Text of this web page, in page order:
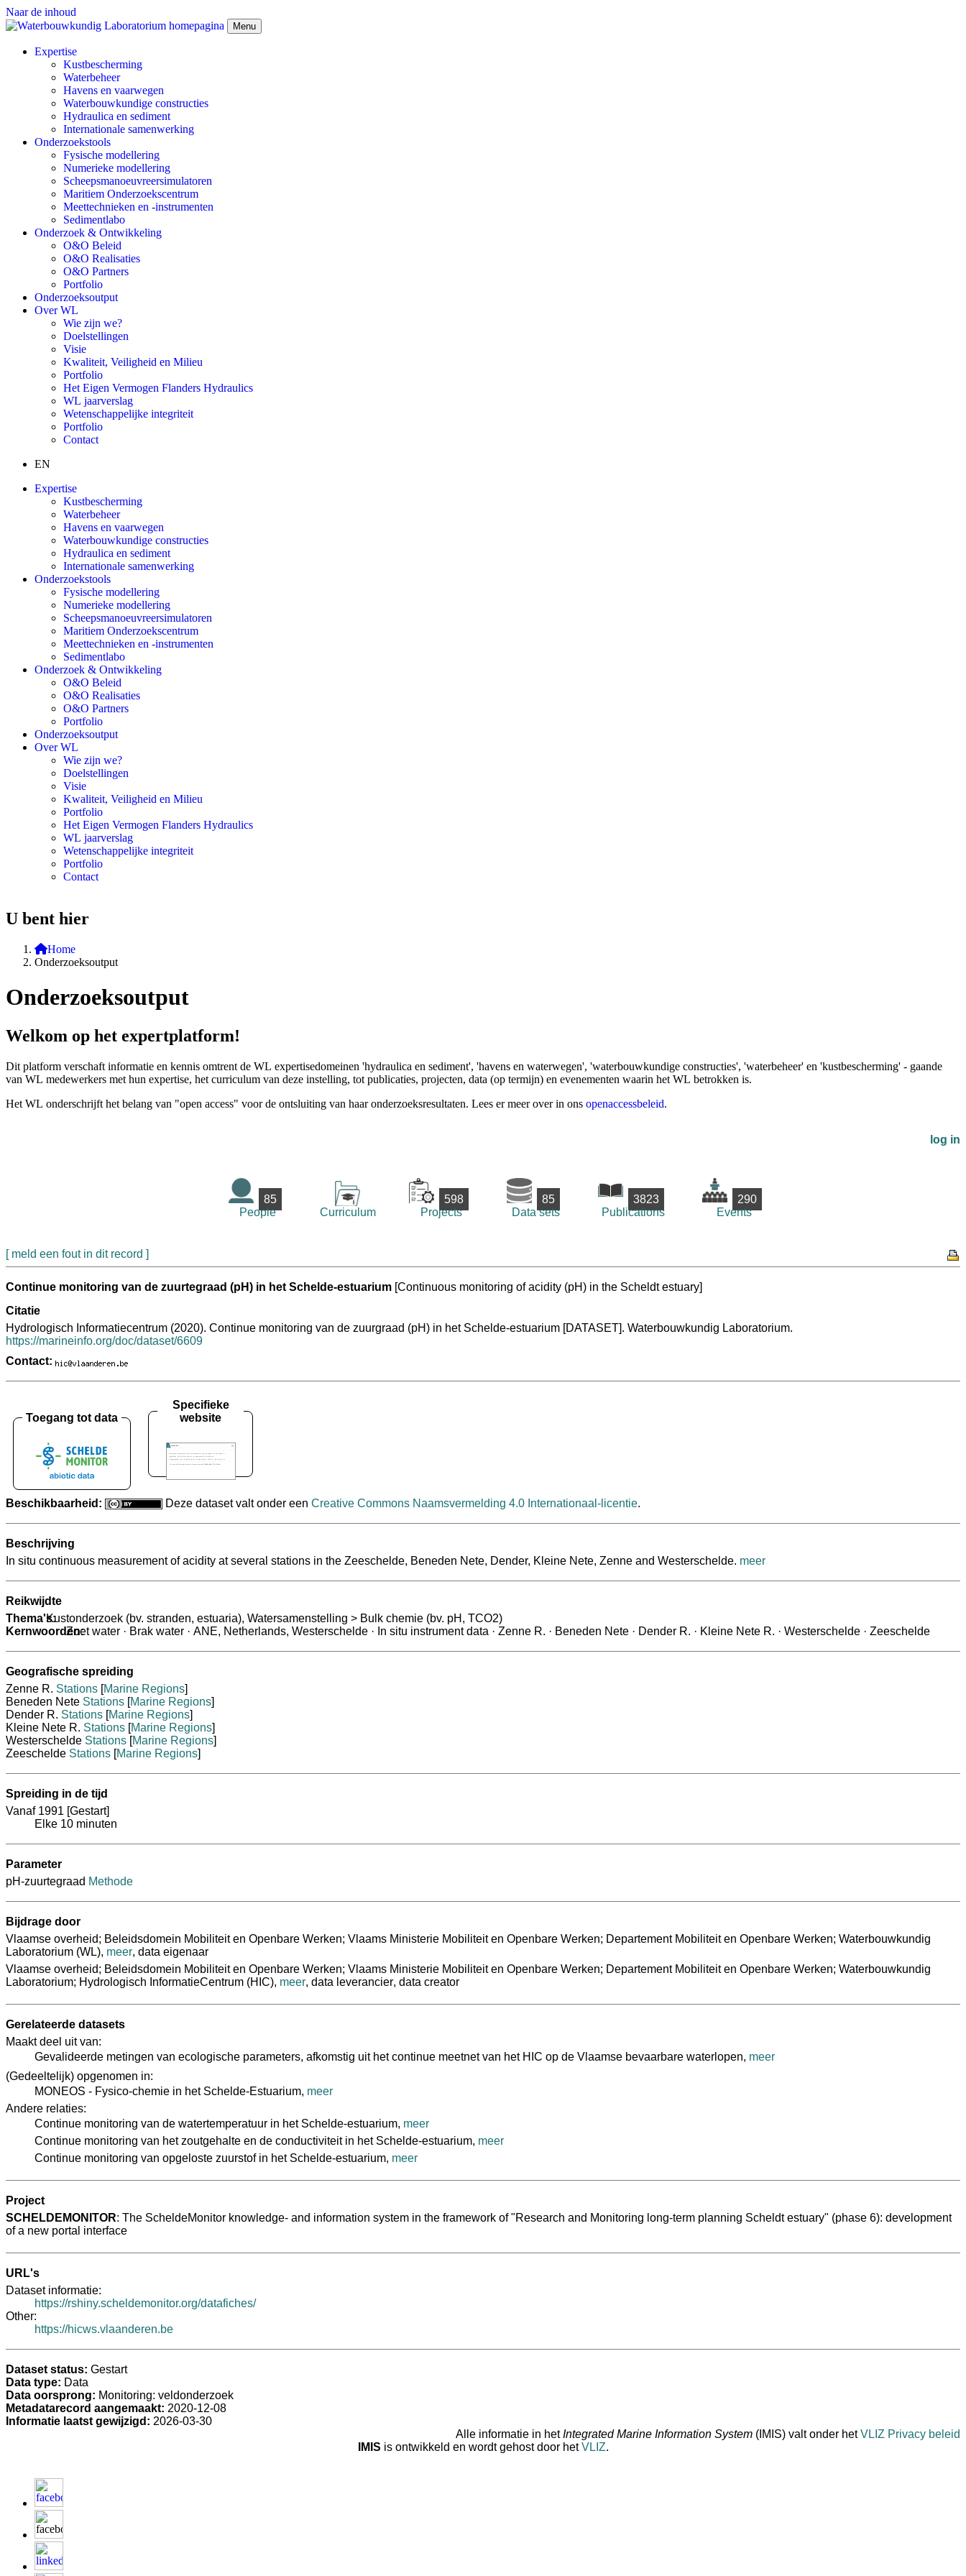
Naar de inhoud
Menu
Expertise
Kustbescherming
Waterbeheer
Havens en vaarwegen
Waterbouwkundige constructies
Hydraulica en sediment
Internationale samenwerking
Onderzoekstools
Fysische modellering
Numerieke modellering
Scheepsmanoeuvreersimulatoren
Maritiem Onderzoekscentrum
Meettechnieken en -instrumenten
Sedimentlabo
Onderzoek & Ontwikkeling
O&O Beleid
O&O Realisaties
O&O Partners
Portfolio
Onderzoeksoutput
Over WL
Wie zijn we?
Doelstellingen
Visie
Kwaliteit, Veiligheid en Milieu
Portfolio
Het Eigen Vermogen Flanders Hydraulics
WL jaarverslag
Wetenschappelijke integriteit
Portfolio
Contact
EN
Expertise
Kustbescherming
Waterbeheer
Havens en vaarwegen
Waterbouwkundige constructies
Hydraulica en sediment
Internationale samenwerking
Onderzoekstools
Fysische modellering
Numerieke modellering
Scheepsmanoeuvreersimulatoren
Maritiem Onderzoekscentrum
Meettechnieken en -instrumenten
Sedimentlabo
Onderzoek & Ontwikkeling
O&O Beleid
O&O Realisaties
O&O Partners
Portfolio
Onderzoeksoutput
Over WL
Wie zijn we?
Doelstellingen
Visie
Kwaliteit, Veiligheid en Milieu
Portfolio
Het Eigen Vermogen Flanders Hydraulics
WL jaarverslag
Wetenschappelijke integriteit
Portfolio
Contact
U bent hier
Home
Onderzoeksoutput
Onderzoeksoutput
Welkom op het expertplatform!
Dit platform verschaft informatie en kennis omtrent de WL expertisedomeinen 'hydraulica en sediment', 'havens en waterwegen', 'waterbouwkundige constructies', 'waterbeheer' en 'kustbescherming' - gaande
van WL medewerkers met hun expertise, het curriculum van deze instelling, tot publicaties, projecten, data (op termijn) en evenementen waarin het WL betrokken is.
Het WL onderschrijft het belang van "open access" voor de ontsluiting van haar onderzoeksresultaten. Lees er meer over in ons openaccessbeleid.
log in
85
People
Curriculum
598
Projects
85
Data sets
3823
Publications
290
Events
[ meld een fout in dit record ]
Continue monitoring van de zuurtegraad (pH) in het Schelde-estuarium [Continuous monitoring of acidity (pH) in the Scheldt estuary]
Citatie
Hydrologisch Informatiecentrum (2020). Continue monitoring van de zuurgraad (pH) in het Schelde-estuarium [DATASET]. Waterbouwkundig Laboratorium.
https://marineinfo.org/doc/dataset/6609
Contact:
Toegang tot data
Specifieke
website
Beschikbaarheid: Deze dataset valt onder een Creative Commons Naamsvermelding 4.0 Internationaal-licentie.
Beschrijving
In situ continuous measurement of acidity at several stations in the Zeeschelde, Beneden Nete, Dender, Kleine Nete, Zenne and Westerschelde. meer
Reikwijdte
Thema's:Kustonderzoek (bv. stranden, estuaria), Watersamenstelling > Bulk chemie (bv. pH, TCO2)
Kernwoorden:
Zoet water · Brak water · ANE, Netherlands, Westerschelde · In situ instrument data · Zenne R. · Beneden Nete · Dender R. · Kleine Nete R. · Westerschelde · Zeeschelde
Geografische spreiding
Zenne R. Stations [Marine Regions]
Beneden Nete Stations [Marine Regions]
Dender R. Stations [Marine Regions]
Kleine Nete R. Stations [Marine Regions]
Westerschelde Stations [Marine Regions]
Zeeschelde Stations [Marine Regions]
Spreiding in de tijd
Vanaf 1991 [Gestart]
Elke 10 minuten
Parameter
pH-zuurtegraad Methode
Bijdrage door
Vlaamse overheid; Beleidsdomein Mobiliteit en Openbare Werken; Vlaams Ministerie Mobiliteit en Openbare Werken; Departement Mobiliteit en Openbare Werken; Waterbouwkundig
Laboratorium (WL), meer, data eigenaar
Vlaamse overheid; Beleidsdomein Mobiliteit en Openbare Werken; Vlaams Ministerie Mobiliteit en Openbare Werken; Departement Mobiliteit en Openbare Werken; Waterbouwkundig
Laboratorium; Hydrologisch InformatieCentrum (HIC), meer, data leverancier, data creator
Gerelateerde datasets
Maakt deel uit van:
Gevalideerde metingen van ecologische parameters, afkomstig uit het continue meetnet van het HIC op de Vlaamse bevaarbare waterlopen, meer
(Gedeeltelijk) opgenomen in:
MONEOS - Fysico-chemie in het Schelde-Estuarium, meer
Andere relaties:
Continue monitoring van de watertemperatuur in het Schelde-estuarium, meer
Continue monitoring van het zoutgehalte en de conductiviteit in het Schelde-estuarium, meer
Continue monitoring van opgeloste zuurstof in het Schelde-estuarium, meer
Project
SCHELDEMONITOR: The ScheldeMonitor knowledge- and information system in the framework of "Research and Monitoring long-term planning Scheldt estuary" (phase 6): development
of a new portal interface
URL's
Dataset informatie:
https://rshiny.scheldemonitor.org/datafiches/
Other:
https://hicws.vlaanderen.be
Dataset status: Gestart
Data type: Data
Data oorsprong: Monitoring: veldonderzoek
Metadatarecord aangemaakt: 2020-12-08
Informatie laatst gewijzigd: 2026-03-30
Alle informatie in hetIntegrated Marine Information System (IMIS) valt onder hetVLIZ Privacy beleid
IMIS is ontwikkeld en wordt gehost door hetVLIZ.